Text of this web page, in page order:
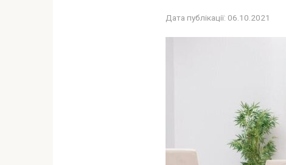
Дата публікації: 06.10.2021